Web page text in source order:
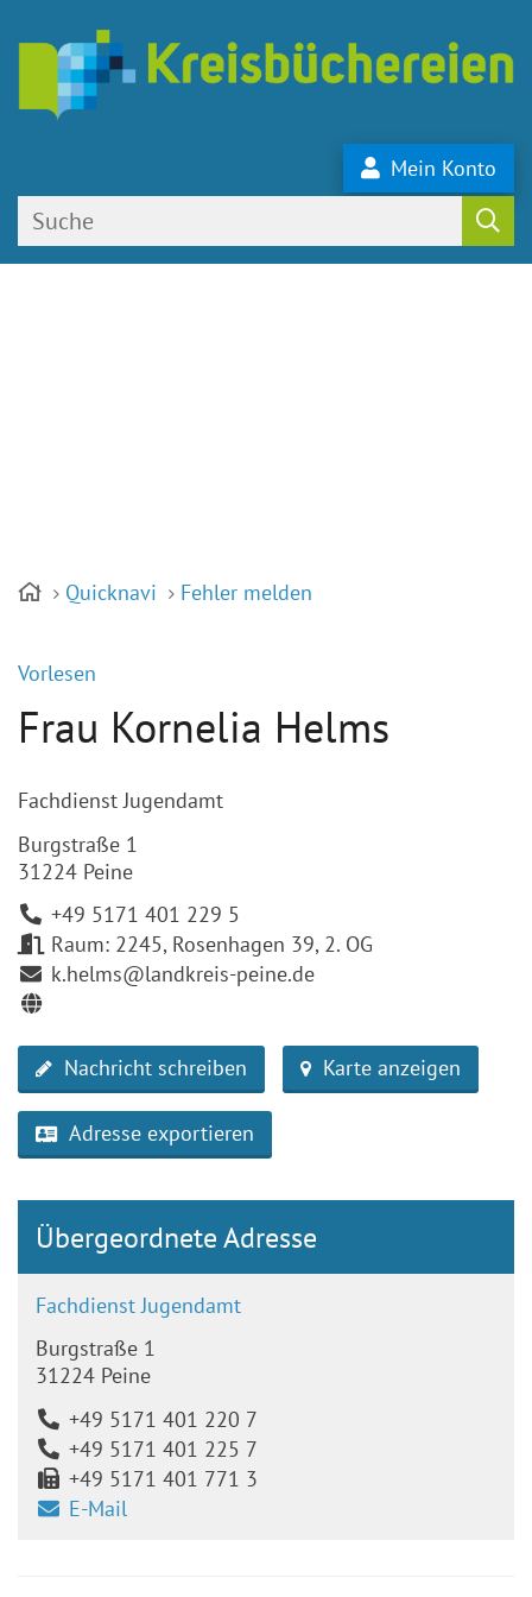
Mein Konto
Quicknavi Fehler melden
Vorlesen
Frau Kornelia Helms
Fachdienst Jugendamt
Burgstraße 1
31224 Peine
+49 5171 401 229 5
Raum: 2245, Rosenhagen 39, 2. OG
k.helms@landkreis-peine.de
Nachricht schreiben Karte anzeigen
Adresse exportieren
Übergeordnete Adresse
Fachdienst Jugendamt
Burgstraße 1
31224 Peine
+49 5171 401 220 7
+49 5171 401 225 7
+49 5171 401 771 3
E-Mail